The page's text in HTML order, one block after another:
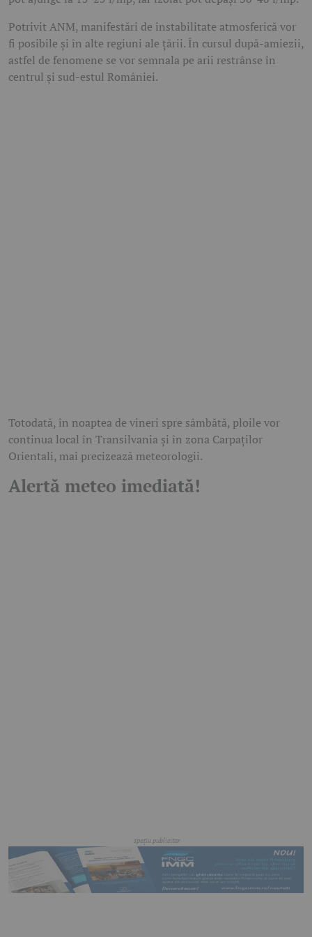
Potrivit ANM, manifestări de instabilitate atmosferică vor
fi posibile și în alte regiuni ale țării. În cursul după-amiezii,
astfel de fenomene se vor semnala pe arii restrânse în
centrul și sud-estul României.
Totodată, în noaptea de vineri spre sâmbătă, ploile vor
continua local în Transilvania și în zona Carpaților
Orientali, mai precizează meteorologii.
Alertă meteo imediată!